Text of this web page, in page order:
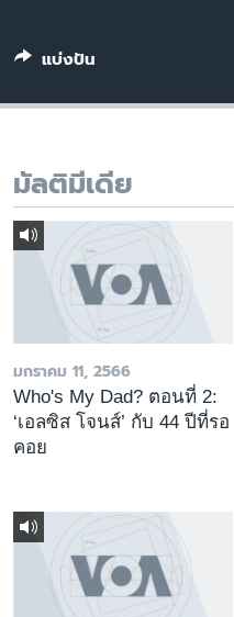
พอดคาสต์
เลือกภาษา
แบ่งปัน
มัลติมีเดีย
มกราคม 11, 2566
Who's My Dad? ตอนที่ 2:
‘เอลซิส โจนส์’ กับ 44 ปีที่รอ
คอย